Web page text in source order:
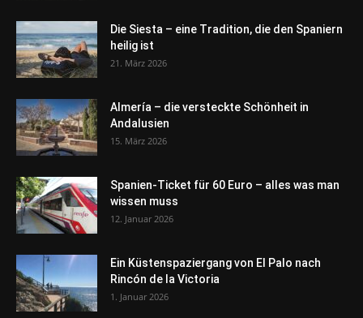
Die Siesta – eine Tradition, die den Spaniern
heilig ist
21. März 2026
Almería – die versteckte Schönheit in
Andalusien
15. März 2026
Spanien-Ticket für 60 Euro – alles was man
wissen muss
12. Januar 2026
Ein Küstenspaziergang von El Palo nach
Rincón de la Victoria
1. Januar 2026